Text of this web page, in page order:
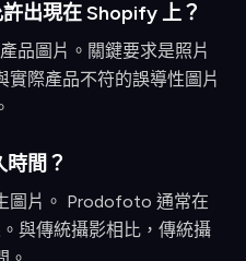
出現在 Shopify 上？
品圖片。關鍵要求是照片
際產品不符的誤導性圖片
間？
圖片。 Prodofoto 通常在
與傳統攝影相比，傳統攝